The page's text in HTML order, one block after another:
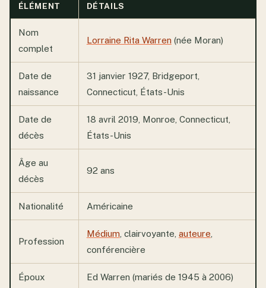
ÉLÉMENT DÉTAILS
Nom
complet
Lorraine Rita Warren (née Moran)
Date de
naissance
31 janvier 1927, Bridgeport,
Connecticut, États-Unis
Date de
décès
18 avril 2019, Monroe, Connecticut,
États-Unis
Âge au
décès
92 ans
Nationalité Américaine
Profession
Médium , clairvoyante, auteure
conférencière
Époux Ed Warren (mariés de 1945 à 2006)